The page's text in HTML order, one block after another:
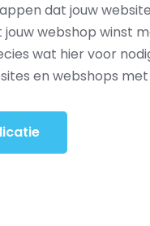
dat jouw
webshop winst
wat hier voor
en webshops